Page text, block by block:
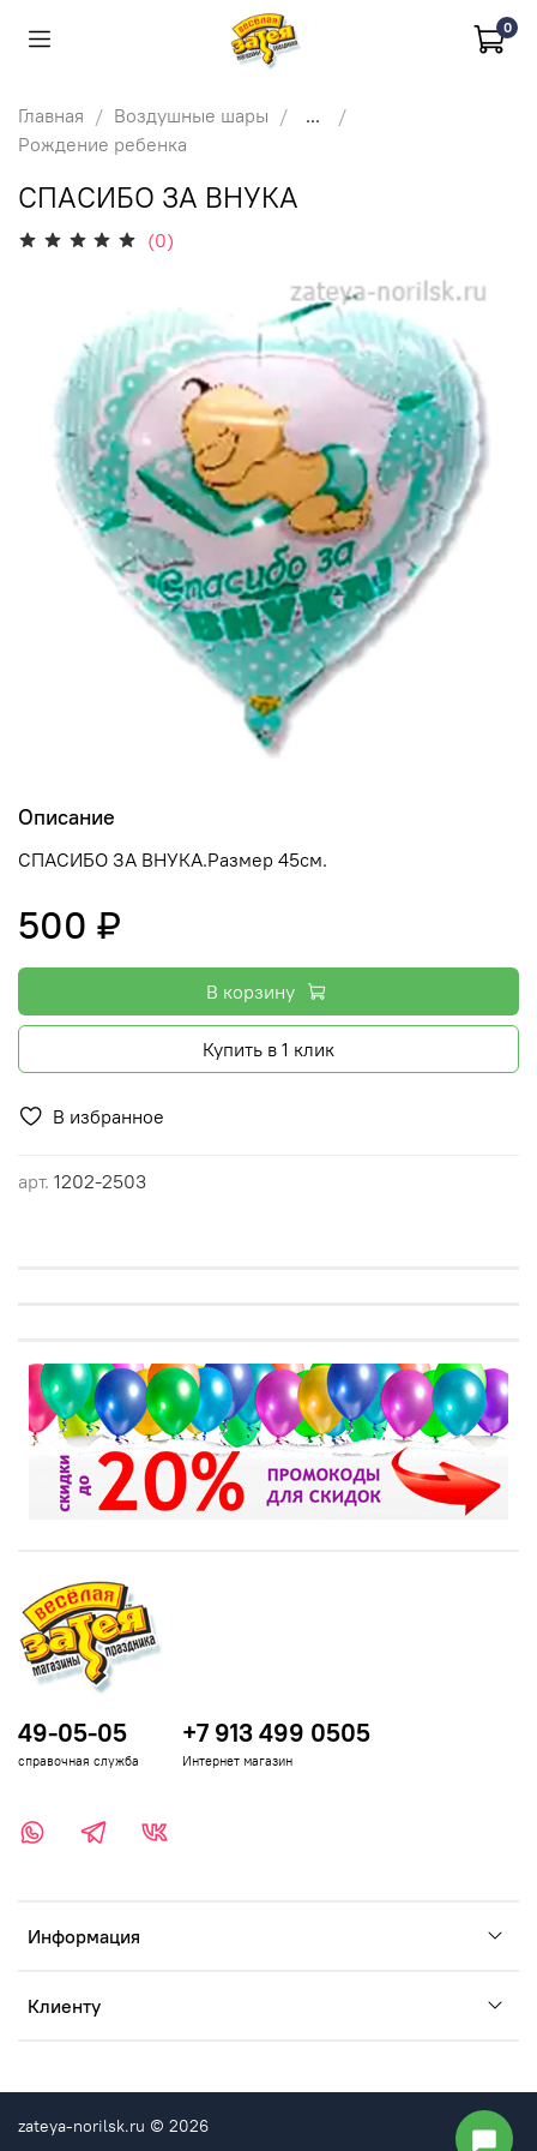
0
Главная Воздушные шары
...
Рождение ребенка
СПАСИБО ЗА ВНУКА
(0)
В избранное
арт. 1202-2503
Описание
СПАСИБО ЗА ВНУКА.Размер 45см.
500 ₽
В корзину
Купить в 1 клик
Информация
Клиенту
49-05-05
справочная служба
+7 913 499 0505
Интернет магазин
zateya-norilsk.ru © 2026